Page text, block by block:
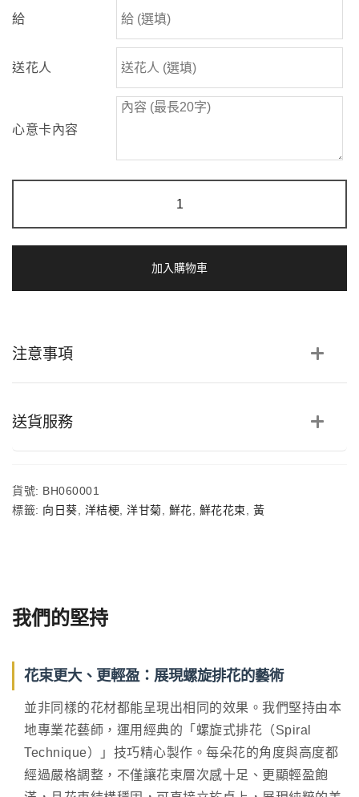
給
送花人
心意卡內容
夏
|
向
葵
洋
量
加入購物車
注意事項
送貨服務
貨號: BH060001
標籤: 向日葵 洋桔梗 洋甘菊 鮮花 鮮花花束 黃
我們的堅持
花束更大、更輕盈：展現螺旋排花的藝術
並非同樣的花材都能呈現出相同的效果。我們堅持由本
地專業花藝師，運用經典的「螺旋式排花（Spiral
Technique）」技巧精心製作。每朵花的角度與高度都
經過嚴格調整，不僅讓花束層次感十足、更顯輕盈飽